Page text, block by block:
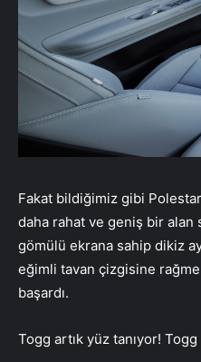
Fakat bildiğimiz gibi
daha rahat ve geniş bir alan
gömülü ekrana sahip dikiz
eğimli tavan çizgisine
başardı.
Togg artık yüz tanıyor!